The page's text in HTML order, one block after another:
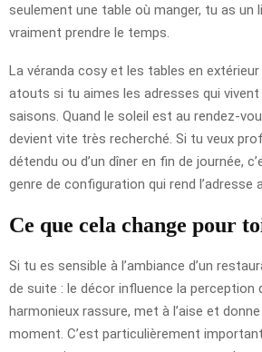
seulement une table où manger, tu as un
vraiment prendre le temps.
La véranda cosy et les tables en
atouts si tu aimes les adresses qui
saisons. Quand le soleil est au rendez-
devient vite très recherché. Si tu veux
détendu ou d’un dîner en fin de journée,
genre de configuration qui rend l’adresse
Ce que cela change pour
Si tu es sensible à l’ambiance d’un
de suite : le décor influence la perception
harmonieux rassure, met à l’aise et
moment. C’est particulièrement